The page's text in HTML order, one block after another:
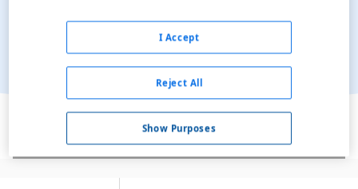
Ver en el mapa
Show Purposes
Reject All
I Accept